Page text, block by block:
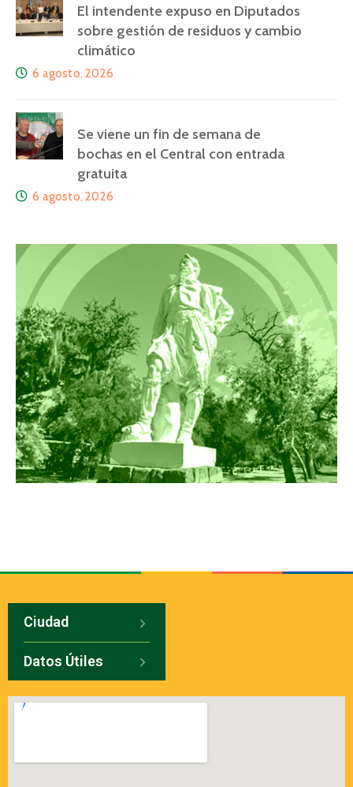
El intendente expuso en Diputados
sobre gestión de residuos y cambio
climático
6 agosto, 2026
Se viene un fin de semana de
bochas en el Central con entrada
gratuita
6 agosto, 2026
Ciudad
Datos Útiles